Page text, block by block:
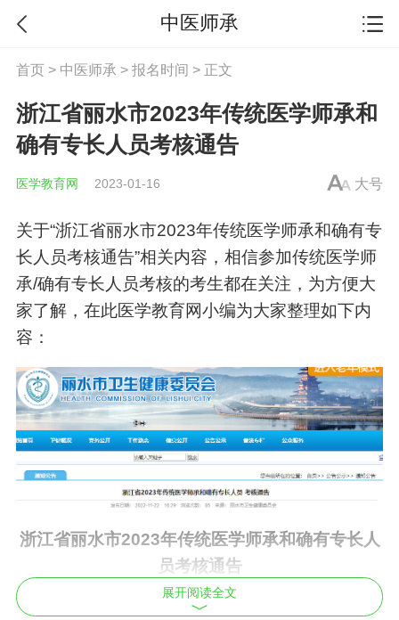
中医师承
首页> 中医师承 > 报名时间 > 正文
浙江省丽水市2023年传统医学师承和
确有专长人员考核通告
医学教育网 2023-01-16 大号
关于“浙江省丽水市2023年传统医学师承和确有专
长人员考核通告”相关内容，相信参加传统医学师
承/确有专长人员考核的考生都在关注，为方便大
家了解，在此医学教育网小编为大家整理如下内
容：
浙江省丽水市2023年传统医学师承和确有专长人
员考核通告
根据《传统医学师承和确有专长人员医师资格考
展开阅读全文